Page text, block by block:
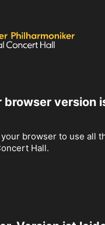
browser version
browser to use all
Hall.